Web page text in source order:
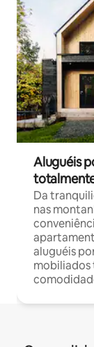
Aluguéis
Da
nas
aluguéis
mobiliados